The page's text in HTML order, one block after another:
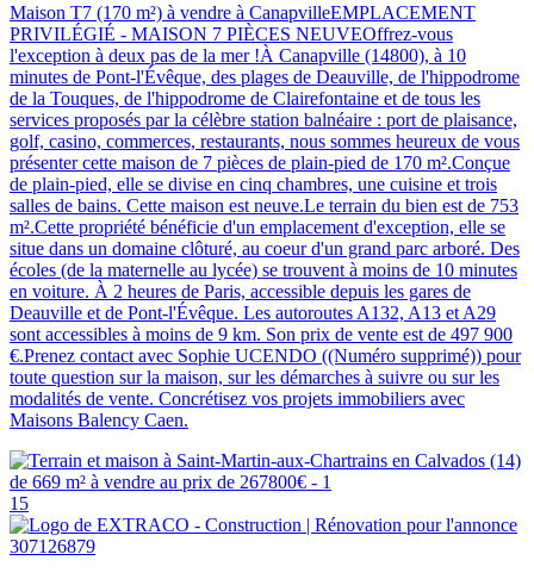
Maison T7 (170 m²) à vendre à CanapvilleEMPLACEMENT
PRIVILÉGIÉ - MAISON 7 PIÈCES NEUVEOffrez-vous
l'exception à deux pas de la mer !À Canapville (14800), à 10
minutes de Pont-l'Évêque, des plages de Deauville, de l'hippodrome
de la Touques, de l'hippodrome de Clairefontaine et de tous les
services proposés par la célèbre station balnéaire : port de plaisance,
golf, casino, commerces, restaurants, nous sommes heureux de vous
présenter cette maison de 7 pièces de plain-pied de 170 m².Conçue
de plain-pied, elle se divise en cinq chambres, une cuisine et trois
salles de bains. Cette maison est neuve.Le terrain du bien est de 753
m².Cette propriété bénéficie d'un emplacement d'exception, elle se
situe dans un domaine clôturé, au coeur d'un grand parc arboré. Des
écoles (de la maternelle au lycée) se trouvent à moins de 10 minutes
en voiture. À 2 heures de Paris, accessible depuis les gares de
Deauville et de Pont-l'Évêque. Les autoroutes A132, A13 et A29
sont accessibles à moins de 9 km. Son prix de vente est de 497 900
€.Prenez contact avec Sophie UCENDO ((Numéro supprimé)) pour
toute question sur la maison, sur les démarches à suivre ou sur les
modalités de vente. Concrétisez vos projets immobiliers avec
Maisons Balency Caen.
15